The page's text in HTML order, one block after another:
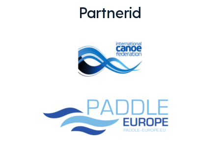
Partnerid